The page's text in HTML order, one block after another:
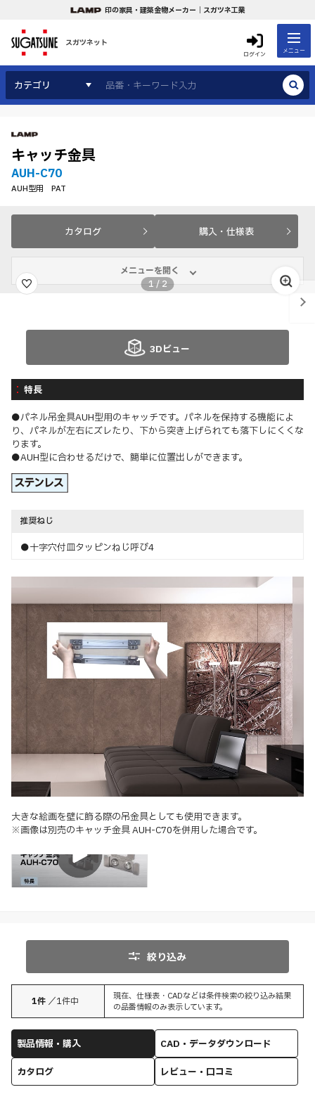
印の家具・建築金物メーカー｜スガツネ工業
スガツネット
ログイン メニュー
カテゴリ
キャッチ金具
AUH-C70
AUH型用 PAT
カタログ 購入・仕様表
メニューを開く
1 / 2
3Dビュー
特長
●パネル吊金具AUH型用のキャッチです。パネルを保持する機能によ
り、パネルが左右にズレたり、下から突き上げられても落下しにくくな
ります。
●AUH型に合わせるだけで、簡単に位置出しができます。
推奨ねじ
●十字穴付皿タッピンねじ呼び4
大きな絵画を壁に飾る際の吊金具としても使用できます。
※画像は別売のキャッチ金具 AUH-C70を併用した場合です。
特長
絞り込み
1件 ／1件中
現在、仕様表・CADなどは条件検索の絞り込み結果
の品番情報のみ表示しています。
製品情報・購入
CAD・データダウンロード
カタログ
レビュー・口コミ